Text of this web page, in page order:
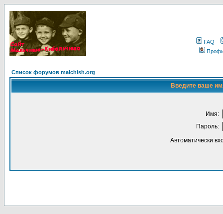
FAQ
Список форумов malchish.org
Введите ваше
Имя:
Пароль:
Автоматически